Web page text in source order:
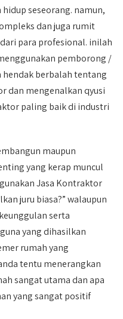
seseorang. namun,
dan juga rumit
para profesional. inilah
pemborong /
berbalah tentang
dan mengenalkan qyusi
paling baik di industri
maupun
yang kerap muncul
Jasa Kontraktor
juru biasa?” walaupun
serta
yang dihasilkan
rumah yang
tentu menerangkan
sangat utama dan apa
yang sangat positif